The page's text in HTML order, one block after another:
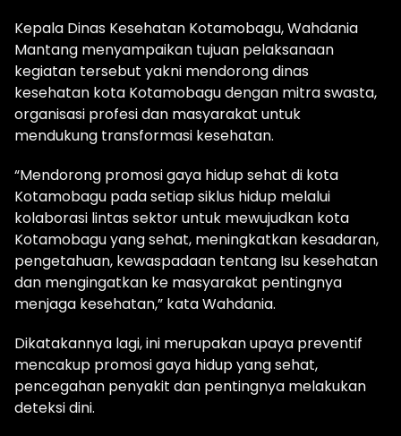
Kepala Dinas Kesehatan Kotamobagu, Wahdania
Mantang menyampaikan tujuan pelaksanaan
kegiatan tersebut yakni mendorong dinas
kesehatan kota Kotamobagu dengan mitra swasta,
organisasi profesi dan masyarakat untuk
mendukung transformasi kesehatan.
“Mendorong promosi gaya hidup sehat di kota
Kotamobagu pada setiap siklus hidup melalui
kolaborasi lintas sektor untuk mewujudkan kota
Kotamobagu yang sehat, meningkatkan kesadaran,
pengetahuan, kewaspadaan tentang Isu kesehatan
dan mengingatkan ke masyarakat pentingnya
menjaga kesehatan,” kata Wahdania.
Dikatakannya lagi, ini merupakan upaya preventif
mencakup promosi gaya hidup yang sehat,
pencegahan penyakit dan pentingnya melakukan
deteksi dini.